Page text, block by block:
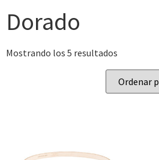
Dorado
Mostrando los 5 resultados